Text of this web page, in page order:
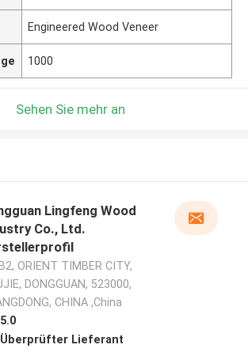
Engineered Wood Veneer
1000
Sehen Sie mehr an
Lingfeng Wood
Co., Ltd.
B2, ORIENT TIMBER CITY,
DONGGUAN, 523000,
CHINA ,China
5.0
Überprüfter Lieferant